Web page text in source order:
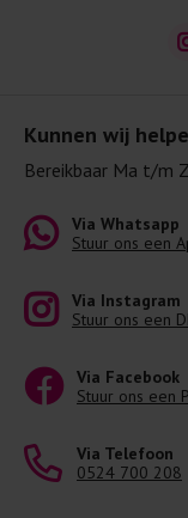
Kunnen wij
Bereikbaar Ma t/m
Via Whatsapp
Stuur ons een
Via Instagram
Stuur ons een
Via Facebook
Stuur ons een
Via Telefoon
0524 700 208